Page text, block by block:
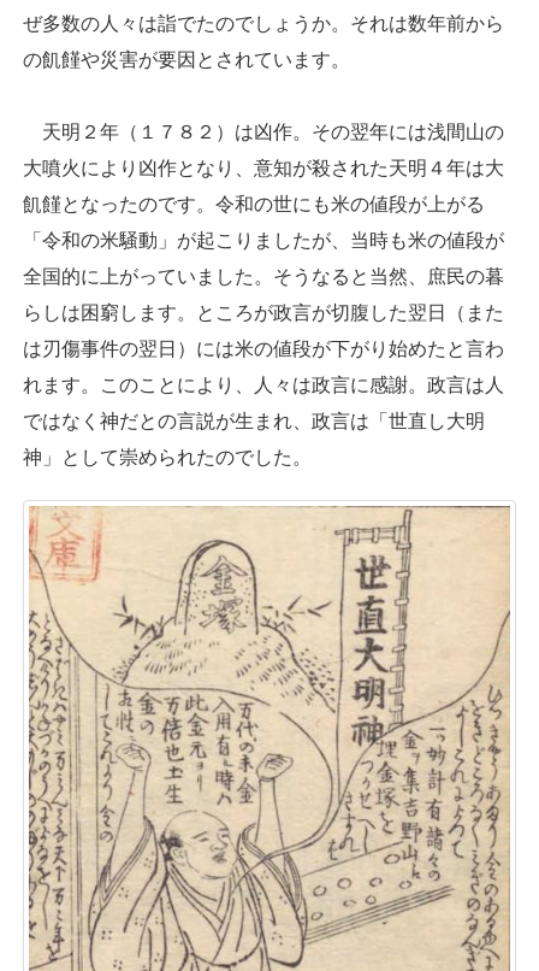
ぜ多数の人々は詣でたのでしょうか。それは数年前から
の飢饉や災害が要因とされています。
天明２年（１７８２）は凶作。その翌年には浅間山の
大噴火により凶作となり、意知が殺された天明４年は大
飢饉となったのです。令和の世にも米の値段が上がる
「令和の米騒動」が起こりましたが、当時も米の値段が
全国的に上がっていました。そうなると当然、庶民の暮
らしは困窮します。ところが政言が切腹した翌日（また
は刃傷事件の翌日）には米の値段が下がり始めたと言わ
れます。このことにより、人々は政言に感謝。政言は人
ではなく神だとの言説が生まれ、政言は「世直し大明
神」として崇められたのでした。